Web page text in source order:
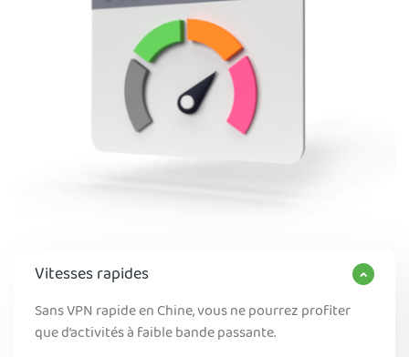
Vitesses rapides
Sans VPN rapide en Chine, vous ne pourrez profiter
que d’activités à faible bande passante.